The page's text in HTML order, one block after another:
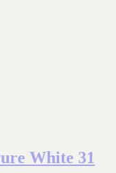
White 31